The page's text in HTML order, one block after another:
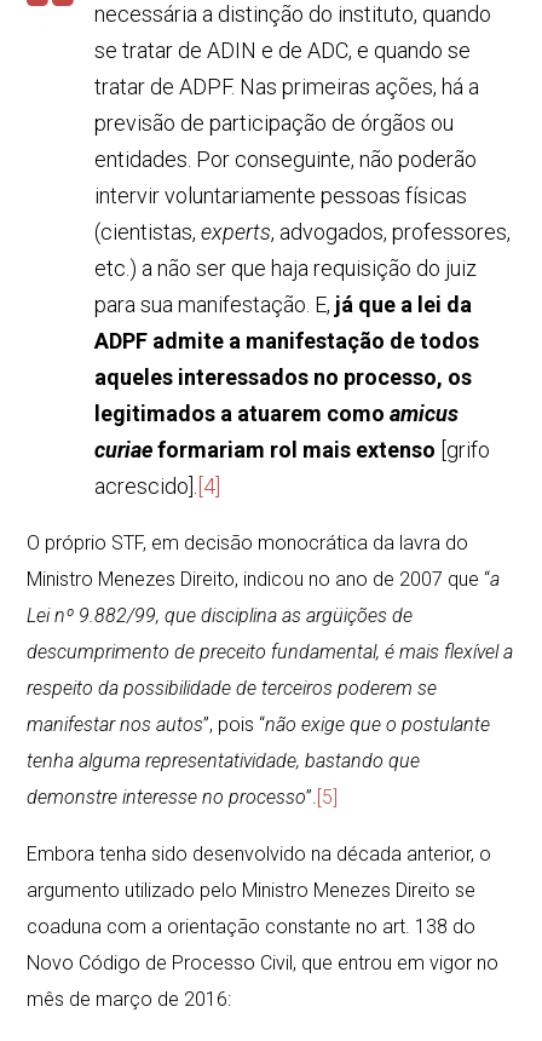
necessária a distinção do instituto, quando
se tratar de ADIN e de ADC, e quando se
tratar de ADPF. Nas primeiras ações, há a
previsão de participação de órgãos ou
entidades. Por conseguinte, não poderão
intervir voluntariamente pessoas físicas
(cientistas,experts, advogados, professores,
etc.) a não ser que haja requisição do juiz
para sua manifestação. E, já que a lei da
ADPF admite a manifestação de todos
aqueles interessados no processo, os
legitimados a atuarem comoamicus
curiaeformariam rol mais extenso [grifo
acrescido].
[4]
O próprio STF, em decisão monocrática da lavra do
Ministro Menezes Direito, indicou no ano de 2007 que “a
Lei nº 9.882/99, que disciplina as argüições de
descumprimento de preceito fundamental, é mais flexível a
respeito da possibilidade de terceiros poderem se
manifestar nos autos”, pois “não exige que o postulante
tenha alguma representatividade, bastando que
demonstre interesse no processo”.[5]
Embora tenha sido desenvolvido na década anterior, o
argumento utilizado pelo Ministro Menezes Direito se
coaduna com a orientação constante no art. 138 do
Novo Código de Processo Civil, que entrou em vigor no
mês de março de 2016: